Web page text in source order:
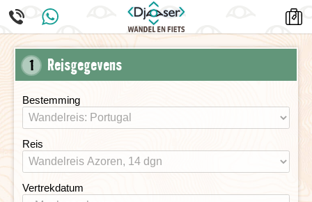
1 Reisgegevens
Bestemming
Reis
Vertrekdatum